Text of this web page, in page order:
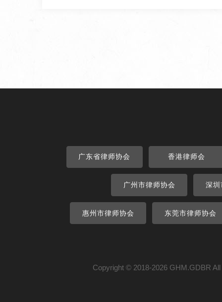
广东省律师协会 香港律师会
广州市律师协会 深圳
惠州市律师协会 东莞市律师协会
Copyright © 2018-2026 GHM.GDBR